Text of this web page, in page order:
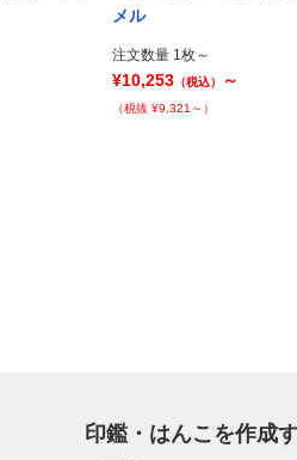
メル
注文数量 1枚～
¥10,253 （税込） ～
（税抜 ¥9,321～）
印鑑・はんこを作成